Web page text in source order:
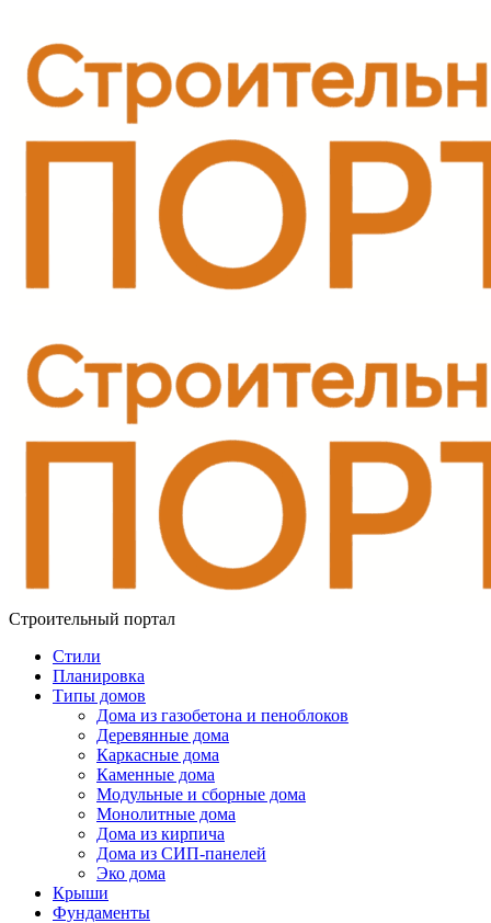
Строительный портал
Стили
Планировка
Типы домов
Дома из газобетона и пеноблоков
Деревянные дома
Каркасные дома
Каменные дома
Модульные и сборные дома
Монолитные дома
Дома из кирпича
Дома из СИП-панелей
Эко дома
Крыши
Фундаменты